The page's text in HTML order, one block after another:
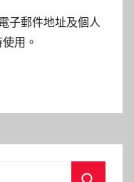
子郵件地址及個人
用。